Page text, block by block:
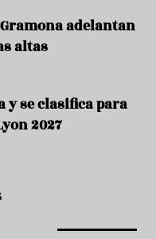
adelantan
altas
y se clasifica para
2027